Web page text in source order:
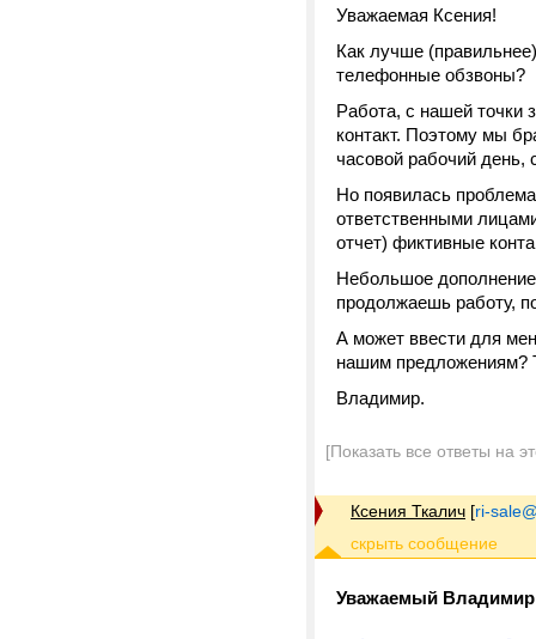
Уважаемая Ксения!
Как лучше
телефонные обзвоны?
Работа, с нашей точки
контакт. Поэтому мы
часовой рабочий
Но появилась
ответственными
отчет) фиктивные
Небольшое
продолжаешь работу,
А может ввести для
нашим предложениям?
Владимир.
[Показать все ответы на
Ксения Ткалич [ri-
Уважаемый